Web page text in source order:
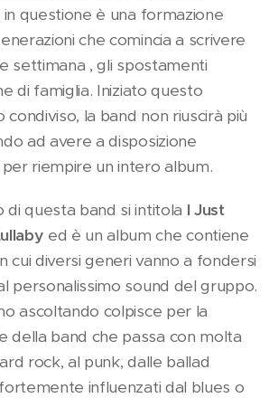
questione è una formazione
che comincia a scrivere
settimana , gli spostamenti
di famiglia. Iniziato questo
la band non riuscirà più
ad avere a disposizione
riempire un intero album.
di questa band si intitola I Just
ed è un album che contiene
cui diversi generi vanno a fondersi
personalissimo sound del gruppo.
ascoltando colpisce per la
della band che passa con molta
rock, al punk, dalle ballad
influenzati dal blues o